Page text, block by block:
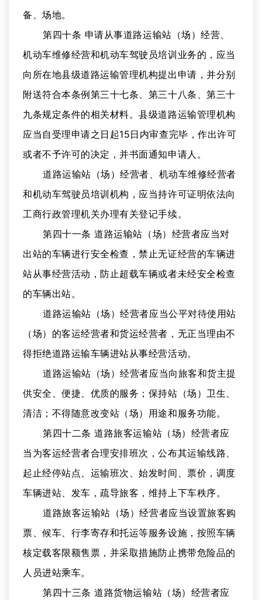
备、场地。
第四十条 申请从事道路运输站（场）经营、
机动车维修经营和机动车驾驶员培训业务的，应当
向所在地县级道路运输管理机构提出申请，并分别
附送符合本条例第三十七条、第三十八条、第三十
九条规定条件的相关材料。县级道路运输管理机构
应当自受理申请之日起15日内审查完毕，作出许可
或者不予许可的决定，并书面通知申请人。
道路运输站（场）经营者、机动车维修经营者
和机动车驾驶员培训机构，应当持许可证明依法向
工商行政管理机关办理有关登记手续。
第四十一条 道路运输站（场）经营者应当对
出站的车辆进行安全检查，禁止无证经营的车辆进
站从事经营活动，防止超载车辆或者未经安全检查
的车辆出站。
道路运输站（场）经营者应当公平对待使用站
（场）的客运经营者和货运经营者，无正当理由不
得拒绝道路运输车辆进站从事经营活动。
道路运输站（场）经营者应当向旅客和货主提
供安全、便捷、优质的服务；保持站（场）卫生、
清洁；不得随意改变站（场）用途和服务功能。
第四十二条 道路旅客运输站（场）经营者应
当为客运经营者合理安排班次，公布其运输线路、
起止经停站点、运输班次、始发时间、票价，调度
车辆进站、发车，疏导旅客，维持上下车秩序。
道路旅客运输站（场）经营者应当设置旅客购
票、候车、行李寄存和托运等服务设施，按照车辆
核定载客限额售票，并采取措施防止携带危险品的
人员进站乘车。
第四十三条 道路货物运输站（场）经营者应